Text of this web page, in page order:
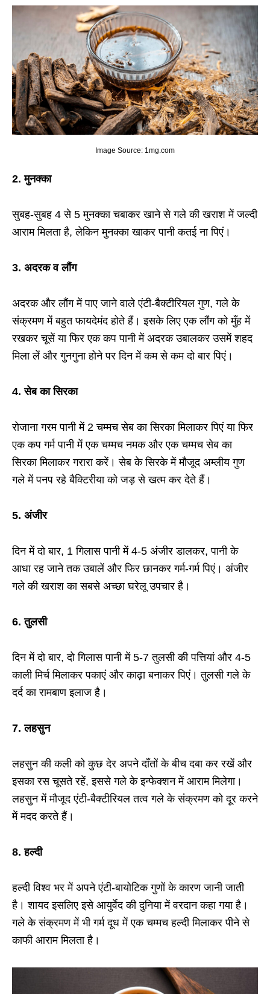
Image Source: 1mg.com
2. मुनक्का
सुबह-सुबह 4 से 5 मुनक्का चबाकर खाने से गले की खराश में जल्दी
आराम मिलता है, लेकिन मुनक्का खाकर पानी कतई ना पिएं।
3. अदरक व लौंग
अदरक और लौंग में पाए जाने वाले एंटी-बैक्टीरियल गुण, गले के
संक्रमण में बहुत फायदेमंद होते हैं। इसके लिए एक लौंग को मुँह में
रखकर चूसें या फिर एक कप पानी में अदरक उबालकर उसमें शहद
मिला लें और गुनगुना होने पर दिन में कम से कम दो बार पिएं।
4. सेब का सिरका
रोजाना गरम पानी में 2 चम्मच सेब का सिरका मिलाकर पिएं या फिर
एक कप गर्म पानी में एक चम्मच नमक और एक चम्मच सेब का
सिरका मिलाकर गरारा करें। सेब के सिरके में मौजूद अम्लीय गुण
गले में पनप रहे बैक्टिरीया को जड़ से खत्म कर देते हैं।
5. अंजीर
दिन में दो बार, 1 गिलास पानी में 4-5 अंजीर डालकर, पानी के
आधा रह जाने तक उबालें और फिर छानकर गर्म-गर्म पिएं। अंजीर
गले की खराश का सबसे अच्छा घरेलू उपचार है।
6. तुलसी
दिन में दो बार, दो गिलास पानी में 5-7 तुलसी की पत्तियां और 4-5
काली मिर्च मिलाकर पकाएं और काढ़ा बनाकर पिएं। तुलसी गले के
दर्द का रामबाण इलाज है।
7. लहसुन
लहसुन की कली को कुछ देर अपने दाँतों के बीच दबा कर रखें और
इसका रस चूसते रहें, इससे गले के इन्फेक्शन में आराम मिलेगा।
लहसुन में मौजूद एंटी-बैक्टीरियल तत्व गले के संक्रमण को दूर करने
में मदद करते हैं।
8. हल्दी
हल्दी विश्व भर में अपने एंटी-बायोटिक गुणों के कारण जानी जाती
है। शायद इसलिए इसे आयुर्वेद की दुनिया में वरदान कहा गया है।
गले के संक्रमण में भी गर्म दूध में एक चम्मच हल्दी मिलाकर पीने से
काफी आराम मिलता है।